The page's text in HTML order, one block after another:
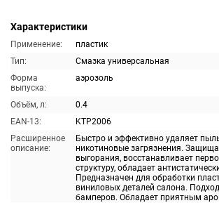
Характеристики
Применение:
пластик
Тип:
Смазка универсальная
Форма
выпуска:
аэрозоль
Объём, л:
0.4
EAN-13:
KTP2006
Расширенное
описание:
Быстро и эффективно удаляет
никотиновые загрязнения.
выгорания, восстанавливает
структуру, обладает
Предназначен для обработки
виниловых деталей салона.
бамперов. Обладает приятным